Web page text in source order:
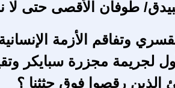
طوفان الأقصى حتى لا
القسري وتفاقم الأزمة
لجريمة مجزرة سبايكر
الذين رقصوا فوق جثثنا ؟